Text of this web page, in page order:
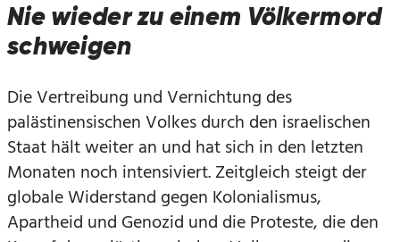
Nie wieder zu einem Völkermord
schweigen
Die Vertreibung und Vernichtung des
palästinensischen Volkes durch den israelischen
Staat hält weiter an und hat sich in den letzten
Monaten noch intensiviert. Zeitgleich steigt der
globale Widerstand gegen Kolonialismus,
Apartheid und Genozid und die Proteste, die den